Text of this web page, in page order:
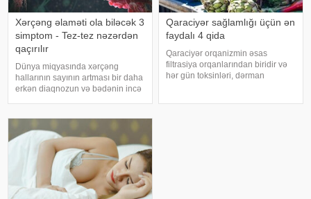
Xərçəng əlaməti ola biləcək 3
simptom - Tez-tez nəzərdən
qaçırılır
Dünya miqyasında xərçəng
hallarının sayının artması bir daha
erkən diaqnozun və bədənin incə
vurğulayır. Məşhur inancın əksinə
olaraq, xərçəng növləri həmişə
Qaraciyər sağlamlığı üçün ən
faydalı 4 qida
Qaraciyər orqanizmin əsas
filtrasiya orqanlarından biridir və
hər gün toksinləri, dərman